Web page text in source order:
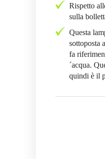
Rispetto
sulla
Questa
sottoposta
fa
´acqua.
quindi è il